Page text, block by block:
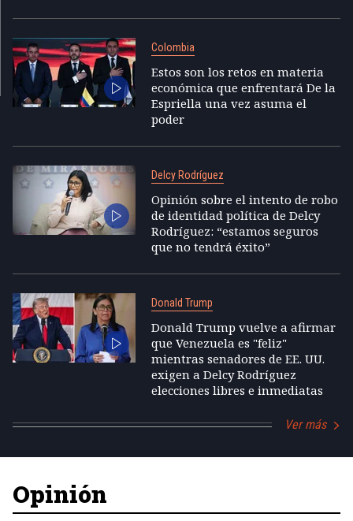
Colombia
Estos son los retos en materia
económica que enfrentará De la
Espriella una vez asuma el
poder
Delcy Rodríguez
Opinión sobre el intento de robo
de identidad política de Delcy
Rodríguez: “estamos seguros
que no tendrá éxito”
Donald Trump
Donald Trump vuelve a afirmar
que Venezuela es "feliz"
mientras senadores de EE. UU.
exigen a Delcy Rodríguez
elecciones libres e inmediatas
Ver más
Opinión